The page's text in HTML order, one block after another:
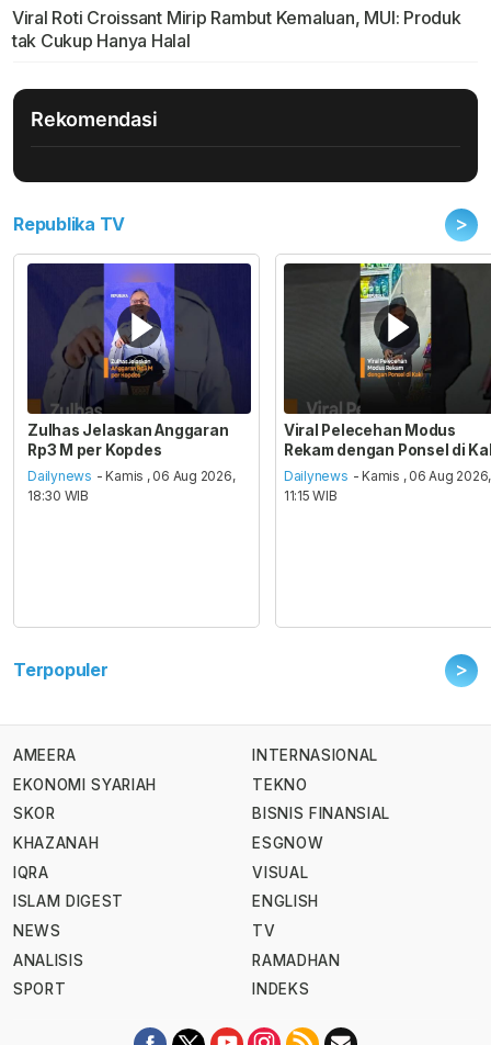
Viral Roti Croissant Mirip Rambut Kemaluan, MUI: Produk
tak Cukup Hanya Halal
Rekomendasi
Republika TV >
Zulhas Jelaskan Anggaran
Rp3 M per Kopdes
Dailynews - Kamis , 06 Aug 2026,
18:30 WIB
Viral Pelecehan Modus
Rekam dengan Ponsel di
Dailynews - Kamis , 06 Aug 2026,
11:15 WIB
Terpopuler >
AMEERA
EKONOMI SYARIAH
SKOR
KHAZANAH
IQRA
ISLAM DIGEST
NEWS
ANALISIS
SPORT
INTERNASIONAL
TEKNO
BISNIS FINANSIAL
ESGNOW
VISUAL
ENGLISH
TV
RAMADHAN
INDEKS